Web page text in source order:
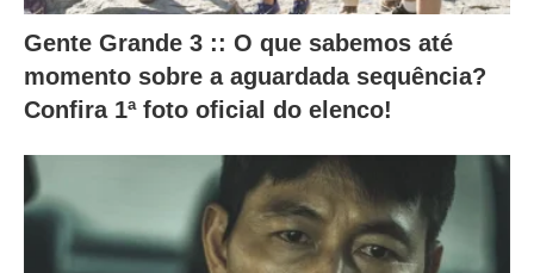
a
m
o
n
Gente Grande 3 :: O que sabemos até
momento sobre a aguardada sequência?
Confira 1ª foto oficial do elenco!